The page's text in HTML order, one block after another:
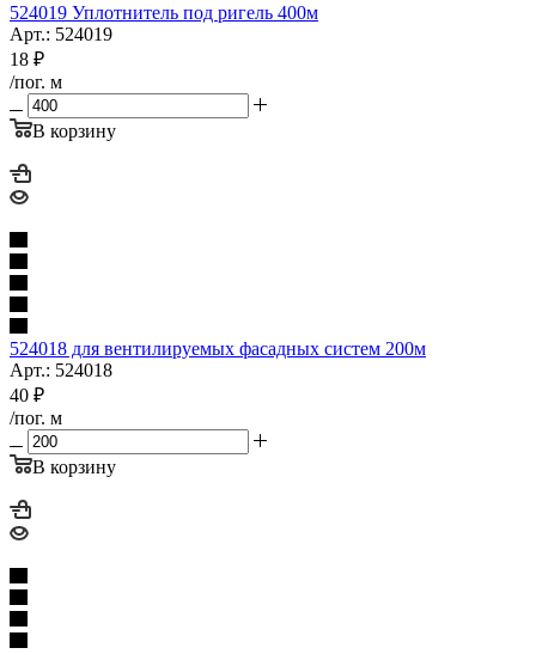
524019 Уплотнитель под ригель 400м
Арт.: 524019
18 ₽
/пог. м
В корзину
524018 для вентилируемых фасадных систем 200м
Арт.: 524018
40 ₽
/пог. м
В корзину